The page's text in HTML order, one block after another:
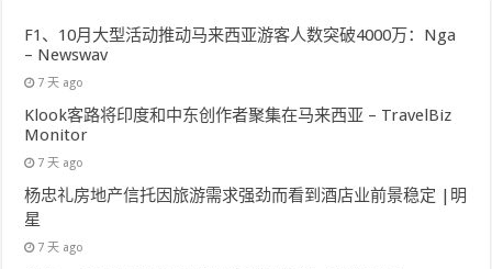
F1、10月大型活动推动马来西亚游客人数突破4000万：Nga
– Newswav
7 天 ago
Klook客路将印度和中东创作者聚集在马来西亚 – TravelBiz
Monitor
7 天 ago
杨忠礼房地产信托因旅游需求强劲而看到酒店业前景稳定 |明
星
7 天 ago